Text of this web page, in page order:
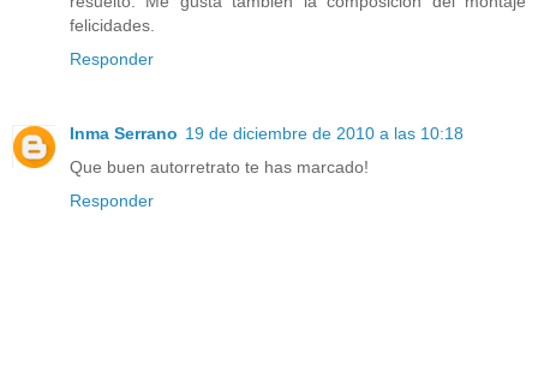
felicidades.
Responder
Inma Serrano 19 de diciembre de 2010 a las 10:18
Que buen autorretrato te has marcado!
Responder